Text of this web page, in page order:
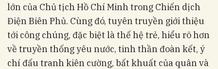
lớn của Chủ tịch Hồ Chí Minh trong Chiến dịch
Điện Biên Phủ. Cùng đó, tuyên truyền giới thiệu
tới công chúng, đặc biệt là thế hệ trẻ, hiểu rõ hơn
về truyền thống yêu nước, tinh thần đoàn kết, ý
chí đấu tranh kiên cường, bất khuất của quân và